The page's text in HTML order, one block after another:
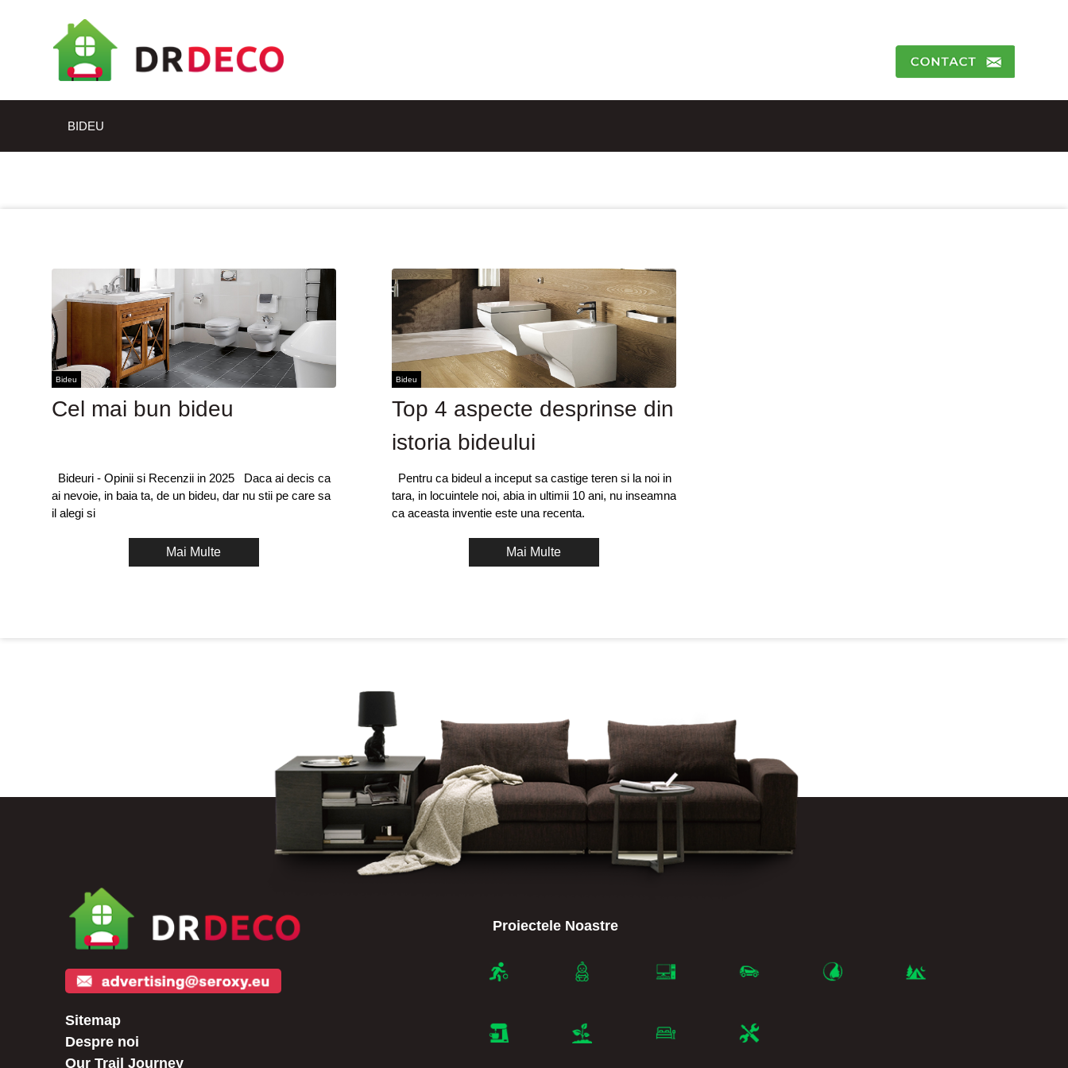
BIDEU
Bideu
Cel mai bun bideu
Bideuri - Opinii si Recenzii in 2025 Daca ai decis ca
ai nevoie, in baia ta, de un bideu, dar nu stii pe care sa
il alegi si
Mai Multe
Bideu
Top 4 aspecte desprinse din
istoria bideului
Pentru ca bideul a inceput sa castige teren si la noi in
tara, in locuintele noi, abia in ultimii 10 ani, nu inseamna
ca aceasta inventie este una recenta.
Mai Multe
Sitemap
Despre noi
Our Trail Journey
Proiectele Noastre